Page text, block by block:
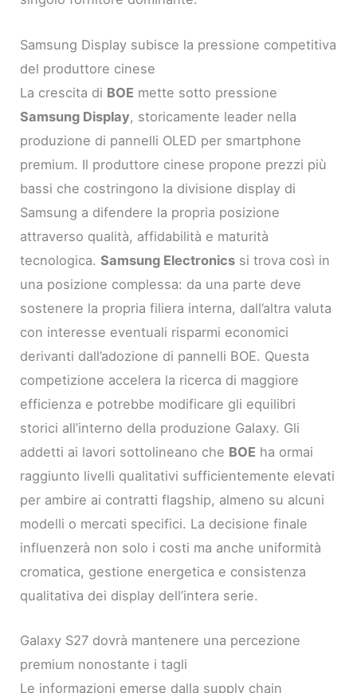
Samsung Display subisce la pressione competitiva
del produttore cinese
La crescita di BOE mette sotto pressione
Samsung Display, storicamente leader nella
produzione di pannelli OLED per smartphone
premium. Il produttore cinese propone prezzi più
bassi che costringono la divisione display di
Samsung a difendere la propria posizione
attraverso qualità, affidabilità e maturità
tecnologica.Samsung Electronics si trova così in
una posizione complessa: da una parte deve
sostenere la propria filiera interna, dall’altra valuta
con interesse eventuali risparmi economici
derivanti dall’adozione di pannelli BOE. Questa
competizione accelera la ricerca di maggiore
efficienza e potrebbe modificare gli equilibri
storici all’interno della produzione Galaxy. Gli
addetti ai lavori sottolineano che BOE ha ormai
raggiunto livelli qualitativi sufficientemente elevati
per ambire ai contratti flagship, almeno su alcuni
modelli o mercati specifici. La decisione finale
influenzerà non solo i costi ma anche uniformità
cromatica, gestione energetica e consistenza
qualitativa dei display dell’intera serie.
Galaxy S27 dovrà mantenere una percezione
premium nonostante i tagli
Le informazioni emerse dalla supply chain